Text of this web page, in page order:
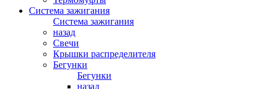
Система зажигания
Система зажигания
назад
Свечи
Крышки распределителя
Бегунки
Бегунки
назад